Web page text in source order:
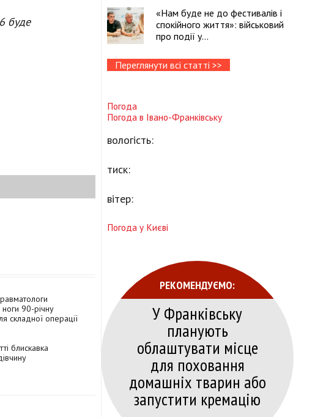
буде
90-річну
складної операції
блискавка
«Нам буде не до фестивалів і
спокійного життя»: військовий
про події у...
Переглянути всі статті >>
Погода
Погода в Івано-Франківську
вологість:
тиск:
вітер:
Погода у Києві
РЕКОМЕНДУЄМО:
У Франківську
планують
облаштувати місце
для поховання
домашніх тварин або
запустити кремацію